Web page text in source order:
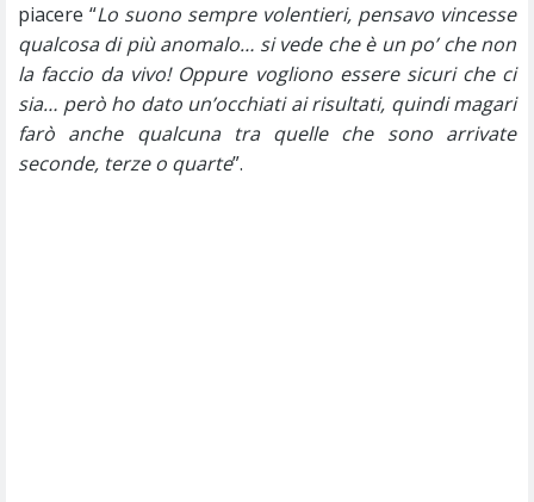
piacere “Lo suono sempre volentieri, pensavo vincesse
qualcosa di più anomalo… si vede che è un po’ che non
la faccio da vivo! Oppure vogliono essere sicuri che ci
sia… però ho dato un’occhiati ai risultati, quindi magari
farò anche qualcuna tra quelle che sono arrivate
seconde, terze o quarte”.